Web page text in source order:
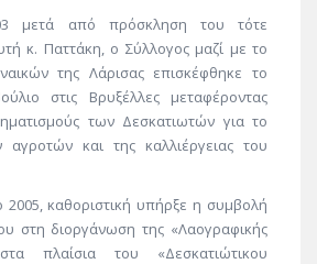
μετά από πρόσκληση του τότε
κ. Παττάκη, ο Σύλλογος μαζί με το
της Λάρισας επισκέφθηκε το
στις Βρυξέλλες μεταφέροντας
των Δεσκατιωτών για το
αγροτών και της καλλιέργειας του
2005, καθοριστική υπήρξε η συμβολή
στη διοργάνωση της «Λαογραφικής
πλαίσια του «Δεσκατιώτικου